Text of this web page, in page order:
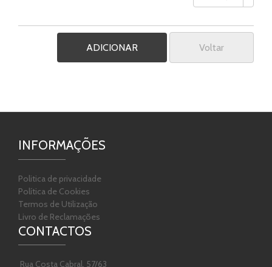
Voltar
INFORMAÇÕES
Politica de privacidade
Política de Cookies
Termos de Utilização
Livro de Reclamações
CONTACTOS
Rua Costa Cabral, 57/63